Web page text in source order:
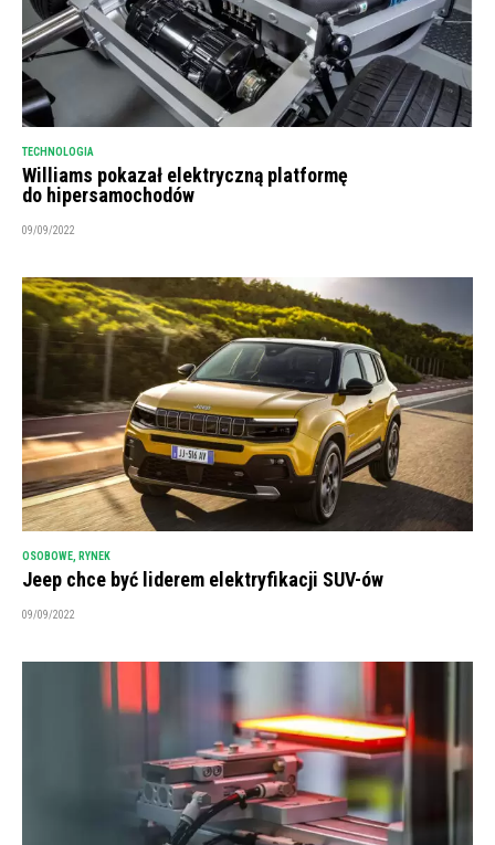
TECHNOLOGIA
Williams pokazał elektryczną platformę
do hipersamochodów
09/09/2022
OSOBOWE RYNEK
Jeep chce być liderem elektryfikacji SUV-ów
09/09/2022